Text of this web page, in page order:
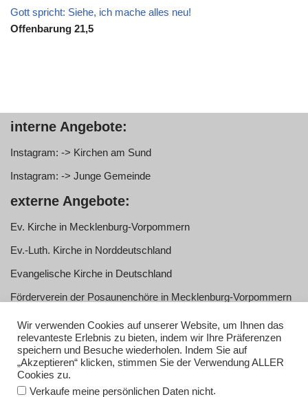
Gott spricht: Siehe, ich mache alles neu!
Offenbarung 21,5
interne Angebote:
Instagram: -> Kirchen am Sund
Instagram: -> Junge Gemeinde
externe Angebote:
Ev. Kirche in Mecklenburg-Vorpommern
Ev.-Luth. Kirche in Norddeutschland
Evangelische Kirche in Deutschland
Förderverein der Posaunenchöre in Mecklenburg-Vorpommern
Service:
Anmelden
Impressum
Wir verwenden Cookies auf unserer Website, um Ihnen das
relevanteste Erlebnis zu bieten, indem wir Ihre Präferenzen
speichern und Besuche wiederholen. Indem Sie auf
„Akzeptieren“ klicken, stimmen Sie der Verwendung ALLER
Cookies zu.
Verkaufe meine persönlichen Daten nicht.